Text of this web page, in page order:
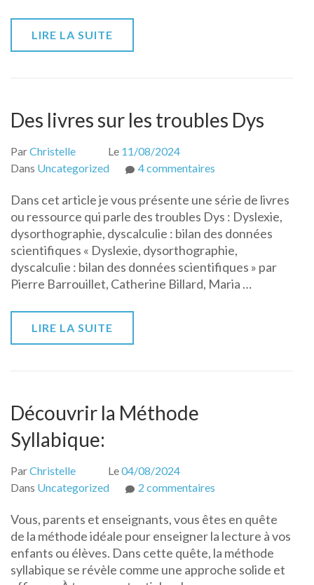
LIRE LA SUITE
Des livres sur les troubles Dys
ParChristelle Le 11/08/2024
Dans Uncategorized 4 commentaires
livres
sur
les
troubles
Dys
Dans cet article je vous présente une série de livres
ou ressource qui parle des troubles Dys : Dyslexie,
dysorthographie, dyscalculie : bilan des données
scientifiques « Dyslexie, dysorthographie,
dyscalculie : bilan des données scientifiques » par
Pierre Barrouillet, Catherine Billard, Maria …
LIRE LA SUITE
Découvrir la Méthode
Syllabique:
ParChristelle Le04/08/2024
Dans Uncategorized 2 commentaires
la
Méthode
Syllabique:
Vous, parents et enseignants, vous êtes en quête
de la méthode idéale pour enseigner la lecture à vos
enfants ou élèves. Dans cette quête, la méthode
syllabique se révèle comme une approche solide et